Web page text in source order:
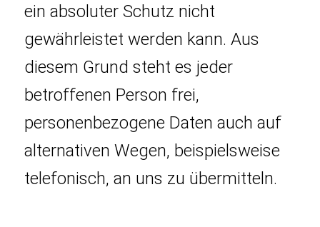
ein absoluter Schutz nicht
gewährleistet werden kann. Aus
diesem Grund steht es jeder
betroffenen Person frei,
personenbezogene Daten auch auf
alternativen Wegen, beispielsweise
telefonisch, an uns zu übermitteln.